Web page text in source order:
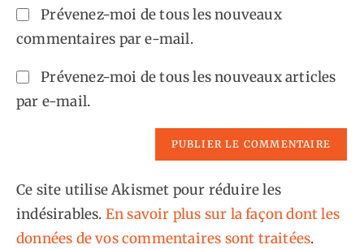
comment
votre
site
Prévenez-moi de tous les nouveaux
commentaires par e-mail.
Prévenez-moi de tous les nouveaux articles
par e-mail.
Ce site utilise Akismet pour réduire les
indésirables. En savoir plus sur la façon dont les
données de vos commentaires sont traitées.